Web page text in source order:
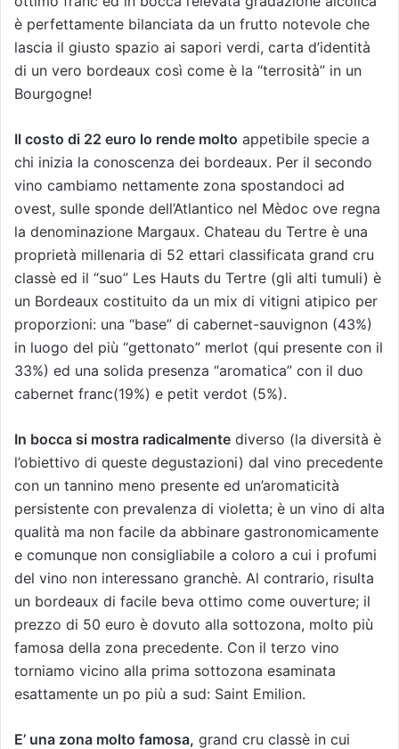
è perfettamente bilanciata da un frutto notevole che
lascia il giusto spazio ai sapori verdi, carta d’identità
di un vero bordeaux così come è la “terrosità” in un
Bourgogne!
Il costo di 22 euro lo rende molto appetibile specie a
chi inizia la conoscenza dei bordeaux. Per il secondo
vino cambiamo nettamente zona spostandoci ad
ovest, sulle sponde dell’Atlantico nel Mèdoc ove regna
la denominazione Margaux. Chateau du Tertre è una
proprietà millenaria di 52 ettari classificata grand cru
classè ed il “suo” Les Hauts du Tertre (gli alti tumuli) è
un Bordeaux costituito da un mix di vitigni atipico per
proporzioni: una “base” di cabernet-sauvignon (43%)
in luogo del più “gettonato” merlot (qui presente con il
33%) ed una solida presenza “aromatica” con il duo
cabernet franc(19%) e petit verdot (5%).
In bocca si mostra radicalmente diverso (la diversità è
l’obiettivo di queste degustazioni) dal vino precedente
con un tannino meno presente ed un’aromaticità
persistente con prevalenza di violetta; è un vino di alta
qualità ma non facile da abbinare gastronomicamente
e comunque non consigliabile a coloro a cui i profumi
del vino non interessano granchè. Al contrario, risulta
un bordeaux di facile beva ottimo come ouverture; il
prezzo di 50 euro è dovuto alla sottozona, molto più
famosa della zona precedente. Con il terzo vino
torniamo vicino alla prima sottozona esaminata
esattamente un po più a sud: Saint Emilion.
E’ una zona molto famosa, grand cru classè in cui